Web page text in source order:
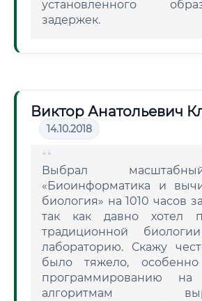
установленного
задержек.
Виктор Анатольевич
14.10.2018
Выбрал
«Биоинформатика и
биология» на 1010 часов
так как давно хотел
традиционной
лабораторию. Скажу
было тяжело,
программированию
алгоритмам